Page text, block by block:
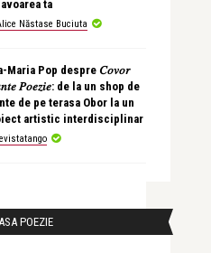
ta
Năstase Buciuta
Maria Pop despre 𝐶𝑜𝑣𝑜𝑟
𝑃𝑜𝑒𝑧𝑖𝑒: de la un shop de
de pe terasa Obor la un
artistic interdisciplinar
POEZIE